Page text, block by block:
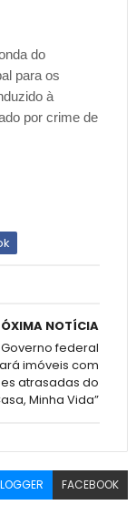
do
para os
à
por crime de
NOTÍCIA
Governo federal
imóveis com
atrasadas do
Minha Vida”
FACEBOOK